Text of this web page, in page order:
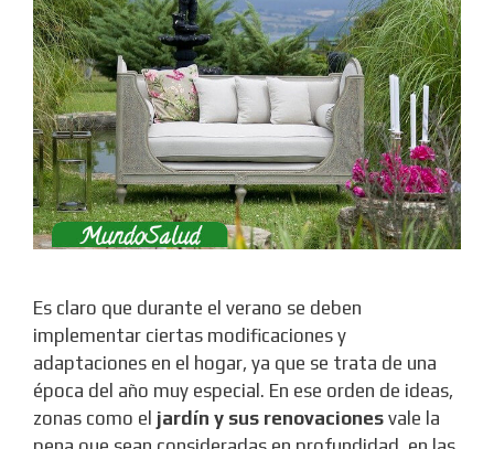
Es claro que durante el verano se deben
implementar ciertas modificaciones y
adaptaciones en el hogar, ya que se trata de una
época del año muy especial. En ese orden de ideas,
zonas como el jardín y sus renovaciones vale la